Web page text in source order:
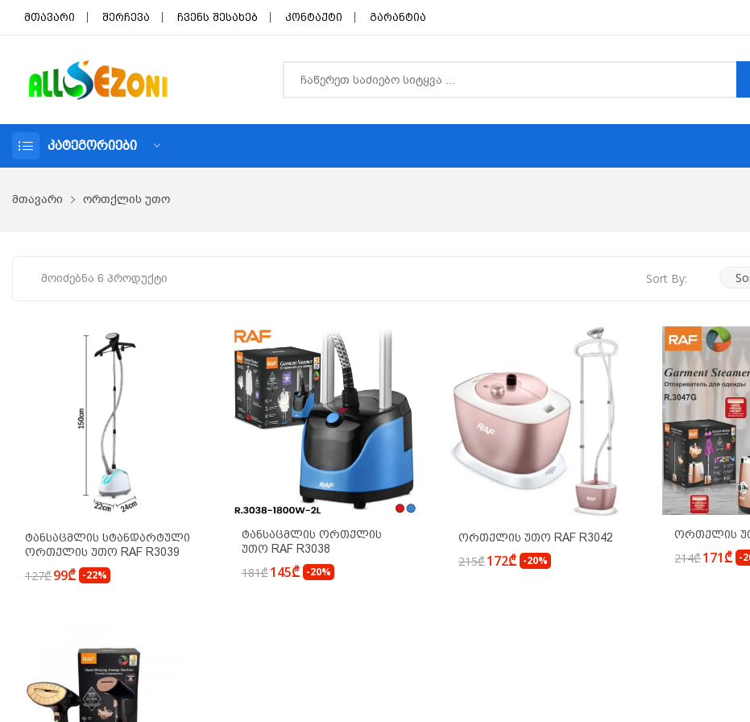
მთავარი შერჩევა ჩვენს შესახებ კონტაქტი გარანტია
ᲙᲐᲢᲔᲒᲝᲠᲘᲔᲑᲘ
მთავარი ორთქლის უთო
Მოიძებნა 6 Პროდუქტი Sort By:
Ტანსაცმლის Სტანდარტული
Ორთქლის Უთო RAF R3039
127₾99₾ -22%
Ტანსაცმლის Ორთქლის
Უთო RAF R3038
181₾145₾ -20%
Ორთქლის Უთო RAF R3042
215₾172₾ -20%
Ორთქლის
214₾171₾ -